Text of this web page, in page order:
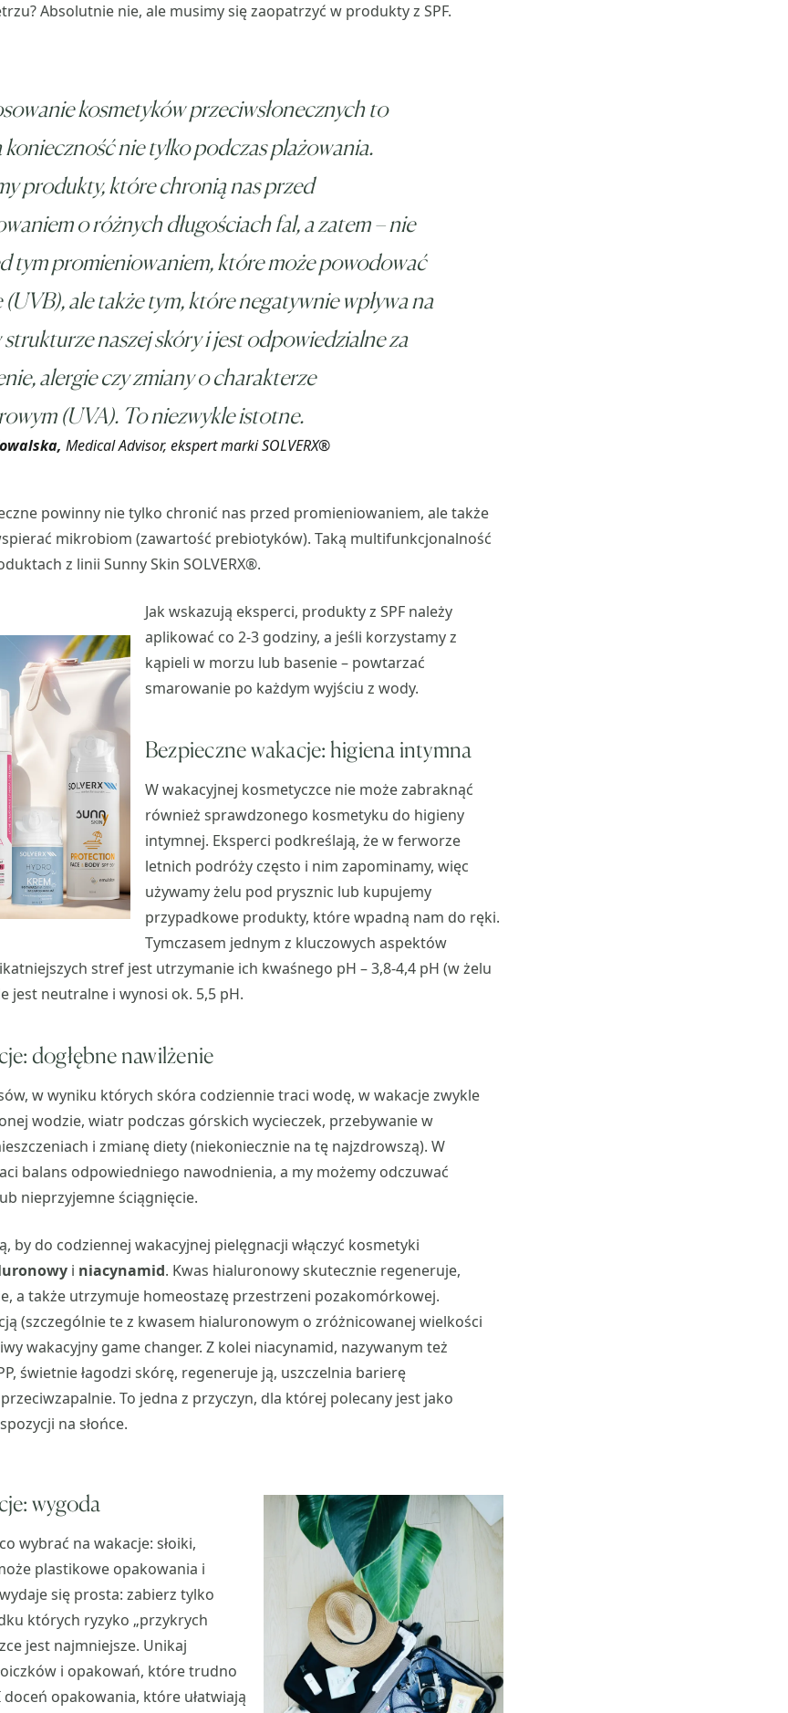
Absolutnie nie, ale musimy się zaopatrzyć w produkty z SPF.
kosmetyków przeciwsłonecznych to
nie tylko podczas plażowania.
produkty, które chronią nas przed
o różnych długościach fal, a zatem – nie
tym promieniowaniem, które może powodować
ale także tym, które negatywnie wpływa na
strukturze naszej skóry i jest odpowiedzialne za
alergie czy zmiany o charakterze
(UVA). To niezwykle istotne.
Medical Advisor, ekspert marki SOLVERX®
powinny nie tylko chronić nas przed promieniowaniem, ale także
mikrobiom (zawartość prebiotyków). Taką multifunkcjonalność
z linii Sunny Skin SOLVERX®.
Jak wskazują eksperci, produkty z SPF należy
aplikować co 2-3 godziny, a jeśli korzystamy z
kąpieli w morzu lub basenie – powtarzać
smarowanie po każdym wyjściu z wody.
Bezpieczne wakacje: higiena intymna
W wakacyjnej kosmetyczce nie może zabraknąć
również sprawdzonego kosmetyku do higieny
intymnej. Eksperci podkreślają, że w ferworze
letnich podróży często i nim zapominamy, więc
używamy żelu pod prysznic lub kupujemy
przypadkowe produkty, które wpadną nam do ręki.
Tymczasem jednym z kluczowych aspektów
stref jest utrzymanie ich kwaśnego pH – 3,8-4,4 pH (w żelu
jest neutralne i wynosi ok. 5,5 pH.
dogłębne nawilżenie
w wyniku których skóra codziennie traci wodę, w wakacje zwykle
wodzie, wiatr podczas górskich wycieczek, przebywanie w
i zmianę diety (niekoniecznie na tę najzdrowszą). W
balans odpowiedniego nawodnienia, a my możemy odczuwać
nieprzyjemne ściągnięcie.
by do codziennej wakacyjnej pielęgnacji włączyć kosmetyki
i niacynamid. Kwas hialuronowy skutecznie regeneruje,
a także utrzymuje homeostazę przestrzeni pozakomórkowej.
(szczególnie te z kwasem hialuronowym o zróżnicowanej wielkości
wakacyjny game changer. Z kolei niacynamid, nazywanym też
świetnie łagodzi skórę, regeneruje ją, uszczelnia barierę
To jedna z przyczyn, dla której polecany jest jako
na słońce.
wygoda
wybrać na wakacje: słoiki,
plastikowe opakowania i
się prosta: zabierz tylko
których ryzyko „przykrych
jest najmniejsze. Unikaj
i opakowań, które trudno
opakowania, które ułatwiają